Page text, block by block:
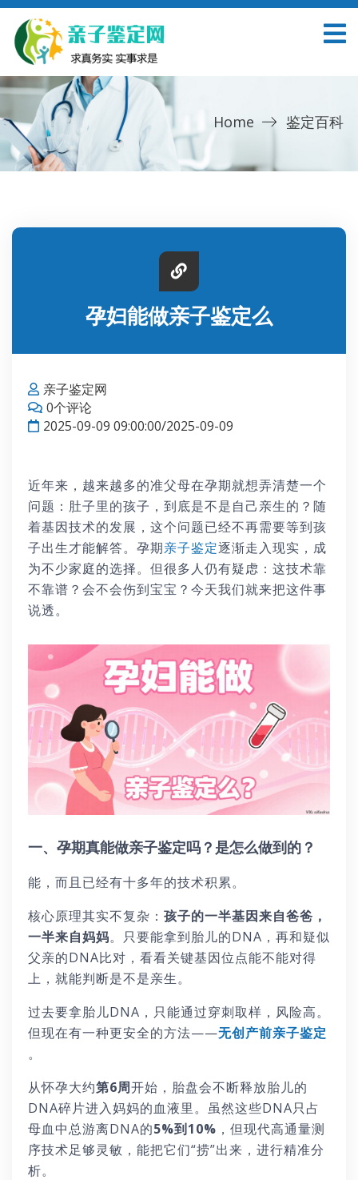
Home 鉴定百科
孕妇能做亲子鉴定么
亲子鉴定网
0个评论
2025-09-09 09:00:00/2025-09-09
近年来，越来越多的准父母在孕期就想弄清楚一个
问题：肚子里的孩子，到底是不是自己亲生的？随
着基因技术的发展，这个问题已经不再需要等到孩
子出生才能解答。孕期亲子鉴定逐渐走入现实，成
为不少家庭的选择。但很多人仍有疑虑：这技术靠
不靠谱？会不会伤到宝宝？今天我们就来把这件事
说透。
一、孕期真能做亲子鉴定吗？是怎么做到的？
能，而且已经有十多年的技术积累。
核心原理其实不复杂： 孩子的一半基因来自爸爸，
一半来自妈妈。只要能拿到胎儿的DNA，再和疑似
父亲的DNA比对，看看关键基因位点能不能对得
上，就能判断是不是亲生。
过去要拿胎儿DNA，只能通过穿刺取样，风险高。
但现在有一种更安全的方法——无创产前亲子鉴定
。
从怀孕大约第6周开始，胎盘会不断释放胎儿的
DNA碎片进入妈妈的血液里。虽然这些DNA只占
母血中总游离DNA的5%到10% ，但现代高通量测
序技术足够灵敏，能把它们“捞”出来，进行精准分
析。